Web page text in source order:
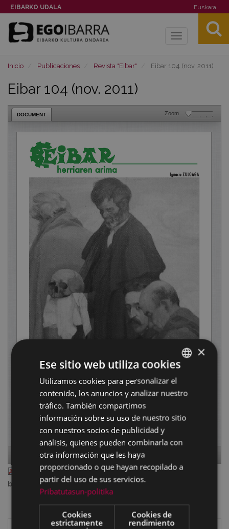
EIBARKO UDALA Euskara
Toggle
Inicio Publicaciones Revista "Eibar" Eibar 104 (nov. 2011)
Eibar 104 (nov. 2011)
DOCUMENT Zoom
Page 1 of52
eibar 104.pdf— PDF document, 4.06 MB (4254440
bytes)
BASQUE
SPANISH
×
Ese sitio web utiliza cookies
Utilizamos cookies para personalizar el
contenido, los anuncios y analizar nuestro
tráfico. También compartimos
información sobre su uso de nuestro sitio
con nuestros socios de publicidad y
análisis, quienes pueden combinarla con
otra información que les haya
proporcionado o que hayan recopilado a
partir del uso de sus servicios.
Pribatutasun-politika
Cookies
estrictamente
Cookies de
rendimiento